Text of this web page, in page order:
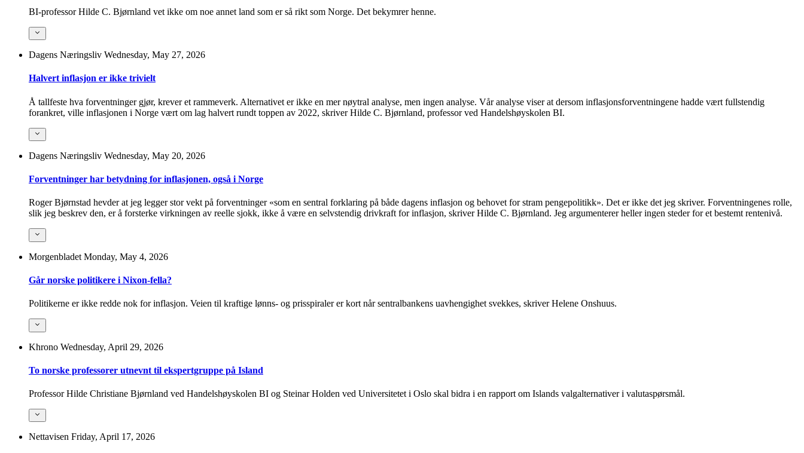
BI-professor Hilde C. Bjørnland vet ikke om noe annet land som er så rikt som Norge. Det bekymrer henne.
Dagens Næringsliv Wednesday, May 27, 2026
Halvert inflasjon er ikke trivielt
Å tallfeste hva forventninger gjør, krever et rammeverk. Alternativet er ikke en mer nøytral analyse, men ingen analyse. Vår analyse viser at dersom inflasjonsforventningene hadde vært fullstendig
forankret, ville inflasjonen i Norge vært om lag halvert rundt toppen av 2022, skriver Hilde C. Bjørnland, professor ved Handelshøyskolen BI.
Dagens Næringsliv Wednesday, May 20, 2026
Forventninger har betydning for inflasjonen, også i Norge
Roger Bjørnstad hevder at jeg legger stor vekt på forventninger «som en sentral forklaring på både dagens inflasjon og behovet for stram pengepolitikk». Det er ikke det jeg skriver. Forventningenes rolle,
slik jeg beskrev den, er å forsterke virkningen av reelle sjokk, ikke å være en selvstendig drivkraft for inflasjon, skriver Hilde C. Bjørnland. Jeg argumenterer heller ingen steder for et bestemt rentenivå.
Morgenbladet Monday, May 4, 2026
Går norske politikere i Nixon-fella?
Politikerne er ikke redde nok for inflasjon. Veien til kraftige lønns- og prisspiraler er kort når sentralbankens uavhengighet svekkes, skriver Helene Onshuus.
Khrono Wednesday, April 29, 2026
To norske professorer utnevnt til ekspert­gruppe på Island
Professor Hilde Christiane Bjørnland ved Handelshøyskolen BI og Steinar Holden ved Universitetet i Oslo skal bidra i en rapport om Islands valgalternativer i valutaspørsmål.
Nettavisen Friday, April 17, 2026